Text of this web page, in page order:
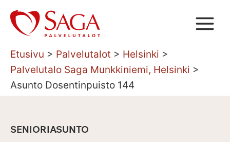
Siirry
sisältöön
Etusivu > Palvelutalot > Helsinki >
Palvelutalo Saga Munkkiniemi, Helsinki >
Asunto Dosentinpuisto 144
SENIORIASUNTO